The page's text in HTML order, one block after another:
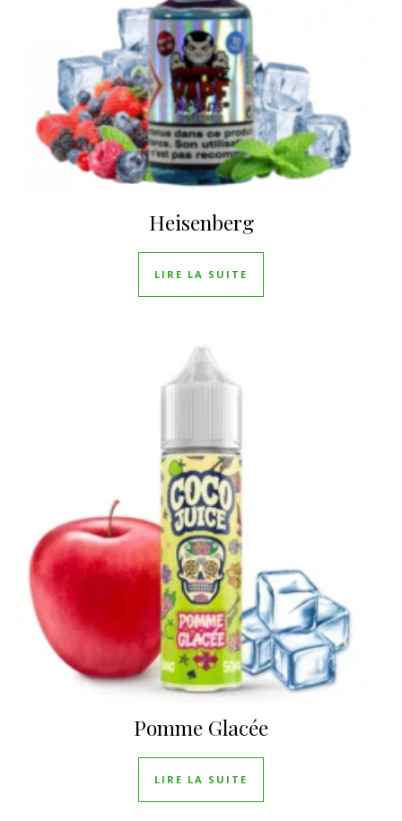
Heisenberg
LIRE LA SUITE
Pomme Glacée
LIRE LA SUITE